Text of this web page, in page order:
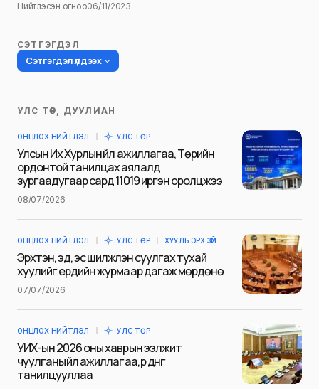
Нийтлэсэн огноо06/11/2023
СЭТГЭГДЭЛ
Сэтгэгдэл үлдээх
Таны имэйл хаягийг нийтлэхгүй.
тэмдэглэсэн
Сэтгэгдэл*
Name
УЛС ТӨР, ДУУЛИАН
ОНЦЛОХ НИЙТЛЭЛ УЛС ТӨР
Улсын Их Хурлын үйл ажиллагаа, Төрийн
ордонтой танилцах аялалд
зургаадугаар сард 11019 иргэн оролцжээ
08/07/2026
ОНЦЛОХ НИЙТЛЭЛ УЛС ТӨР ХУУЛЬ ЭРХ ЗҮЙ
Эрхтэн, эд, эс шилжүүлэн суулгах тухай
хуулийг ердийн журмаар дагаж мөрдөнө
07/07/2026
ОНЦЛОХ НИЙТЛЭЛ УЛС ТӨР
УИХ-ын 2026 оны хаврын ээлжит
чуулганы үйл ажиллагаа, үр дүнг
танилцууллаа